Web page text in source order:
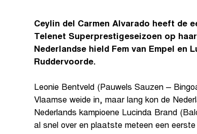
Ceylin del Carmen Alvarado heeft de
Telenet Superprestigeseizoen op
Nederlandse hield Fem van Empel en
Ruddervoorde.
Leonie Bentveld (Pauwels Sauzen –
Vlaamse weide in, maar lang kon de
Nederlands kampioene Lucinda Brand
al snel over en plaatste meteen een